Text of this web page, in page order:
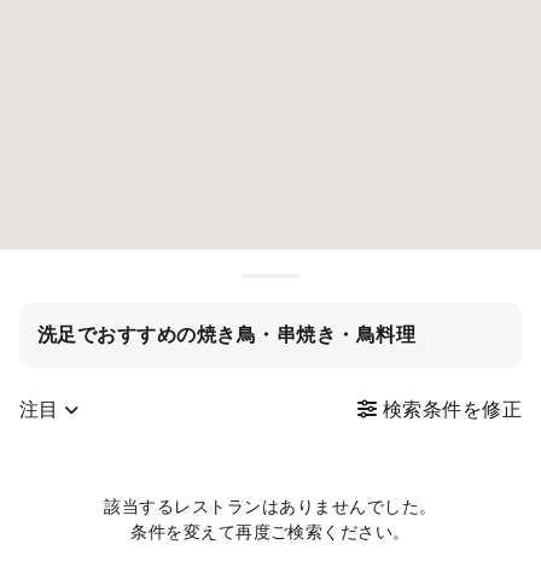
洗足でおすすめの焼き鳥・串焼き・鳥料理
注目 検索条件を修正
該当するレストランはありませんでした。
条件を変えて再度ご検索ください。